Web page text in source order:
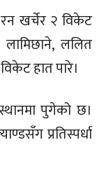
खर्चेर २ विकेट
लामिछाने, ललित
हात पारे।
पुगेको छ।
प्रतिस्पर्धा